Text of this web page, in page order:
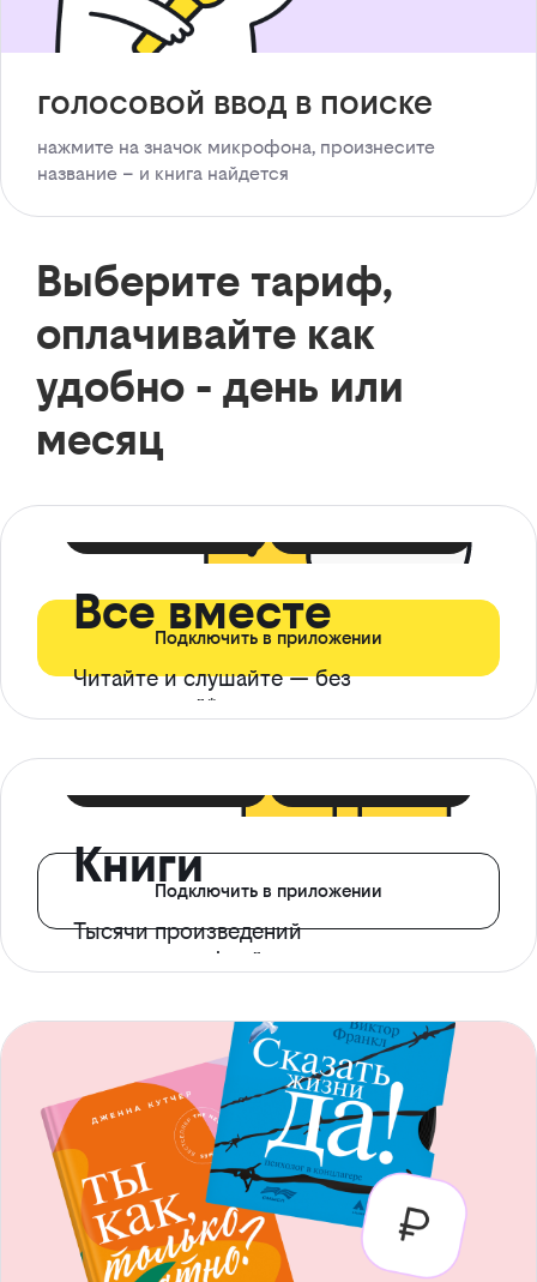
голосовой ввод в поиске
нажмите на значок микрофона, произнесите
название – и книга найдется
Выберите тариф,
оплачивайте как
удобно - день или
месяц
Все вместе
Читайте и слушайте — без
ограничений*
Подключить в приложении
Книги
Тысячи произведений
с доступом офлайн
Подключить в приложении